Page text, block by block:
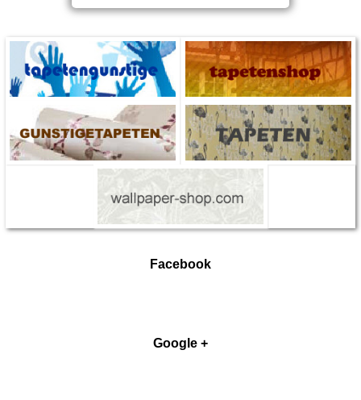
Facebook
Google +